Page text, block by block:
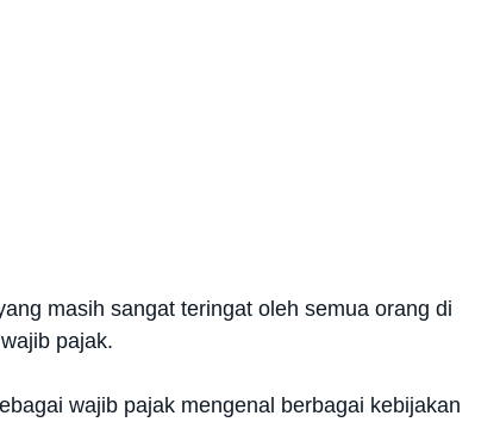
masih sangat teringat oleh semua orang di
pajak.
wajib pajak mengenal berbagai kebijakan